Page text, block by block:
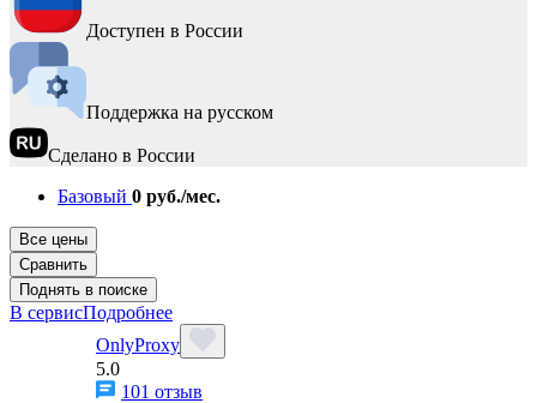
Доступен в России
Поддержка на русском
Сделано в России
Базовый 0 руб./мес.
Все цены
Сравнить
Поднять в поиске
В сервисПодробнее
OnlyProxy
5.0
101 отзыв